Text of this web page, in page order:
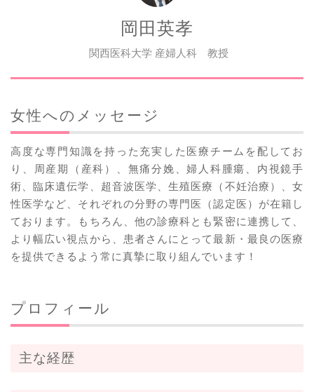
岡田英孝
関西医科大学 産婦人科 教授
女性へのメッセージ
高度な専門知識を持った充実した医療チームを配してお
り、周産期（産科）、無痛分娩、婦人科腫瘍、内視鏡手
術、臨床遺伝学、超音波医学、生殖医療（不妊治療）、女
性医学など、それぞれの分野の専門医（認定医）が在籍し
ております。もちろん、他の診療科とも緊密に連携して、
より幅広い視点から、患者さんにとって最新・最良の医療
を提供できるよう常に真摯に取り組んでいます！
プロフィール
主な経歴